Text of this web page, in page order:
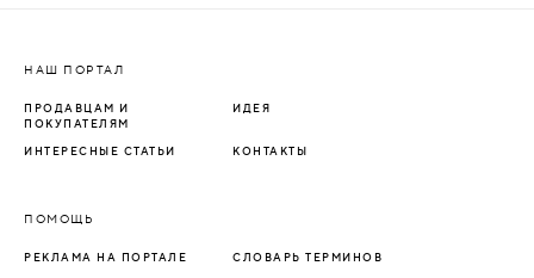
НАШ ПОРТАЛ
ПРОДАВЦАМ И
ПОКУПАТЕЛЯМ
ИДЕЯ
ИНТЕРЕСНЫЕ СТАТЬИ КОНТАКТЫ
ПОМОЩЬ
РЕКЛАМА НА ПОРТАЛЕ СЛОВАРЬ ТЕРМИНОВ